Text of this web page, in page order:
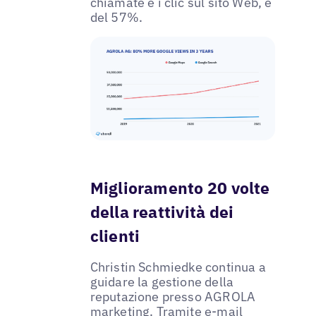
del 57%.
Miglioramento 20 volte
della reattività dei
clienti
Christin Schmiedke continua a
guidare la gestione della
reputazione presso AGROLA
marketing. Tramite e-mail